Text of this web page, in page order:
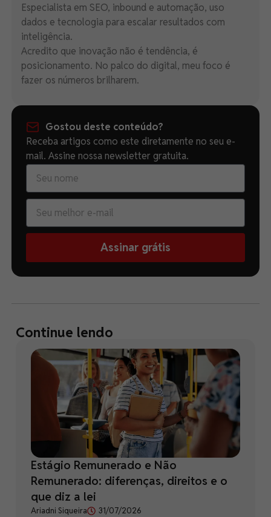
Especialista em SEO, inbound e automação, uso
dados e tecnologia para escalar resultados com
inteligência.
Acredito que inovação não é tendência, é
posicionamento. No palco do digital, meu foco é
fazer os números brilharem.
Gostou deste conteúdo?
Receba artigos como este diretamente no seu e-
mail. Assine nossa newsletter gratuita.
Assinar grátis
Continue lendo
Estágio Remunerado e Não
Remunerado: diferenças, direitos e o
que diz a lei
Ariadni Siqueira 31/07/2026